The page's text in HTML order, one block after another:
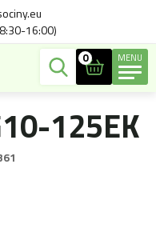
16:00)
0 MENU
125EK